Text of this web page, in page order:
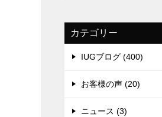
カテゴリー
IUGブログ (400)
お客様の声 (20)
ニュース (3)